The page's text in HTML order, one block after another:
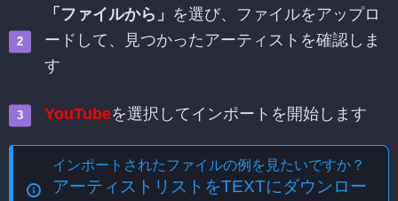
「ファイルから」 を選び、ファイルをアップロ
ードして、見つかったアーティストを確認しま
す
YouTubeを選択してインポートを開始します
インポートされたファイルの例を見たいですか？
アーティストリストをTEXTにダウンロー